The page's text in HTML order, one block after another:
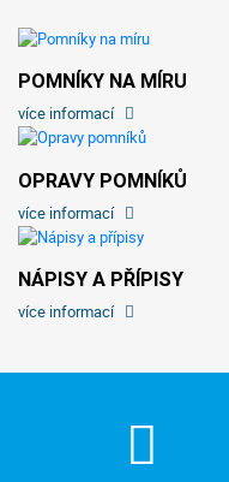
POMNÍKY NA MÍRU
více informací
OPRAVY POMNÍKŮ
více informací
NÁPISY A PŘÍPISY
více informací